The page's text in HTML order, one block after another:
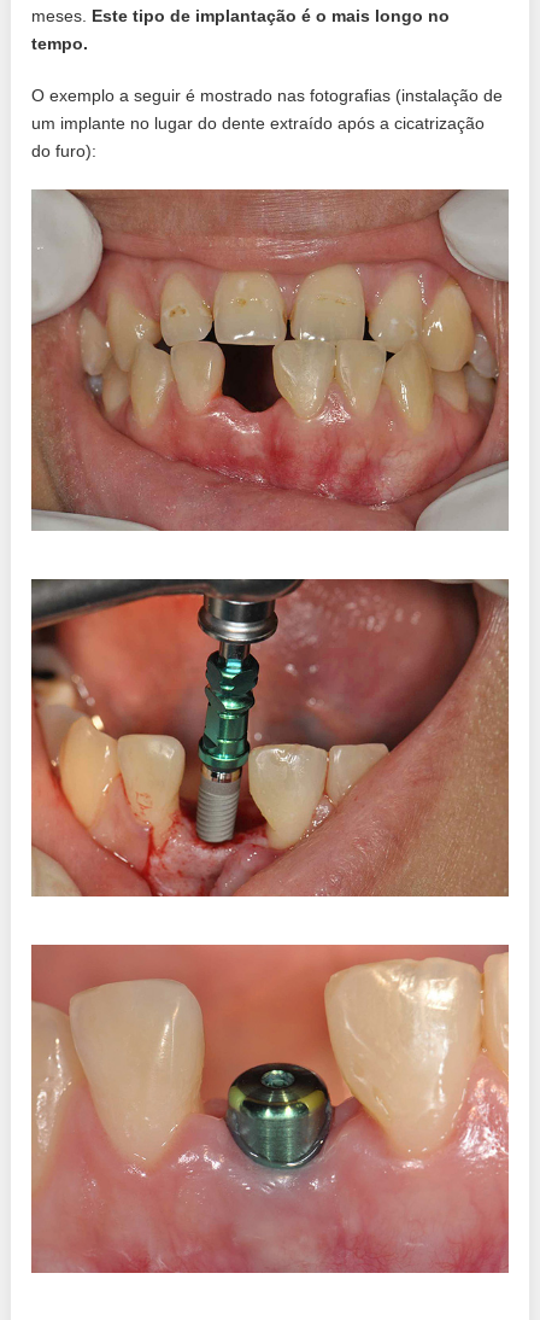
meses. Este tipo de implantação é o mais longo no
tempo.
O exemplo a seguir é mostrado nas fotografias (instalação de
um implante no lugar do dente extraído após a cicatrização
do furo):